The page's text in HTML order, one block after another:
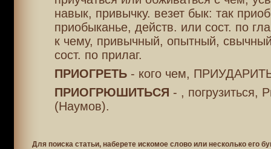
навык, привычку. везет бык: так
приобыканье, действ. или сост. по
к чему, привычный, опытный,
сост. по прилаг.
ПРИОГРЕТЬ- кого чем,
ПРИОГРЮШИТЬСЯ - , погрузиться,
(Наумов).
Для поиска статьи, наберете искомое слово или несколько его